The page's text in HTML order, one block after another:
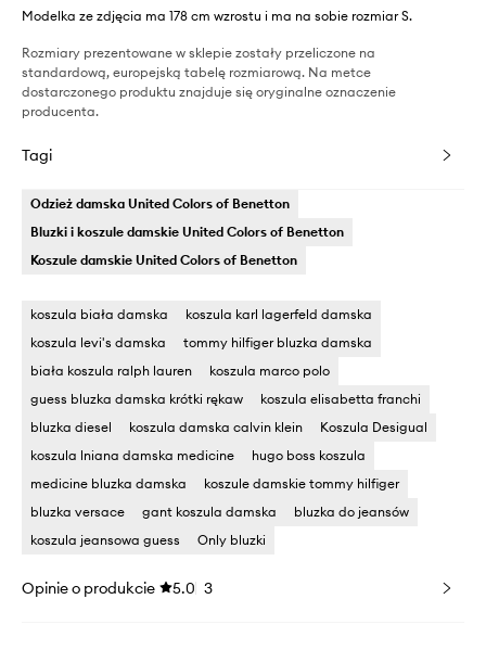
Modelka ze zdjęcia ma 178 cm wzrostu i ma na sobie rozmiar S.
Rozmiary prezentowane w sklepie zostały przeliczone na
standardową, europejską tabelę rozmiarową. Na metce
dostarczonego produktu znajduje się oryginalne oznaczenie
producenta.
Tagi
Odzież damska United Colors of Benetton
Bluzki i koszule damskie United Colors of Benetton
Koszule damskie United Colors of Benetton
koszula biała damska
koszula karl lagerfeld damska
koszula levi's damska
tommy hilfiger bluzka damska
biała koszula ralph lauren
koszula marco polo
guess bluzka damska krótki rękaw
koszula elisabetta franchi
bluzka diesel
koszula damska calvin klein
Koszula Desigual
koszula lniana damska medicine
hugo boss koszula
medicine bluzka damska
koszule damskie tommy hilfiger
bluzka versace
gant koszula damska
bluzka do jeansów
koszula jeansowa guess
Only bluzki
Opinie o produkcie 5.0 3